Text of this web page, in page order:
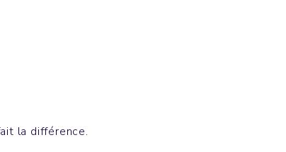
la différence.